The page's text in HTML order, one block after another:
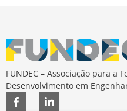
FUNDEC – Associação para a
Desenvolvimento em